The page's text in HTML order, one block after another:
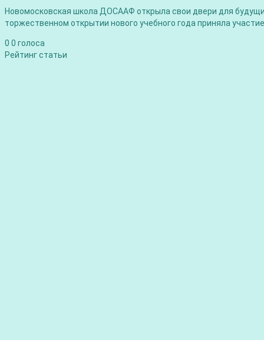
Новомосковская школа ДОСААФ открыла свои двери для
торжественном открытии нового учебного года приняла
0 0 голоса
Рейтинг статьи